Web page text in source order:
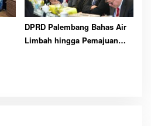
DPRD Palembang Bahas Air
Limbah hingga Pemajuan